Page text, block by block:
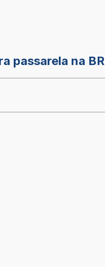
passarela na